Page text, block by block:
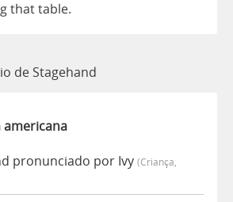
thattable.
de Stagehand
americana
pronunciado por Ivy (criança,